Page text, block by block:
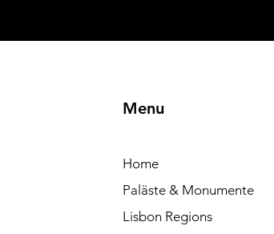
Menu
Home
Paläste & Monumente
Lisbon Regions